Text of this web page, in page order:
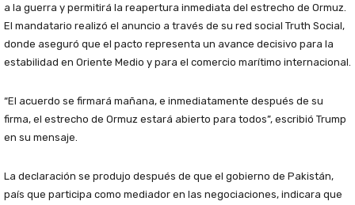
a la guerra y permitirá la reapertura inmediata del estrecho de Ormuz.
El mandatario realizó el anuncio a través de su red social Truth Social,
donde aseguró que el pacto representa un avance decisivo para la
estabilidad en Oriente Medio y para el comercio marítimo internacional.
“El acuerdo se firmará mañana, e inmediatamente después de su
firma, el estrecho de Ormuz estará abierto para todos”, escribió Trump
en su mensaje.
La declaración se produjo después de que el gobierno de Pakistán,
país que participa como mediador en las negociaciones, indicara que